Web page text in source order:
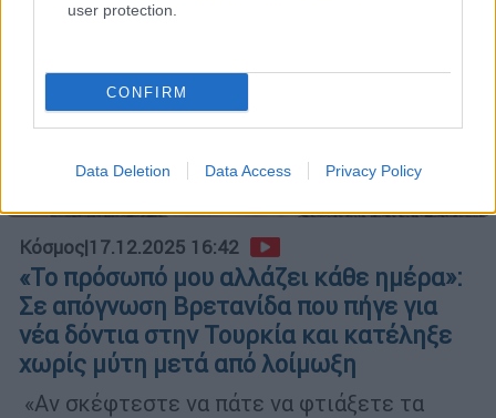
user protection.
CONFIRM
Data Deletion Data Access Privacy Policy
Κόσμος|17.12.2025 16:42
«Το πρόσωπό μου αλλάζει κάθε ημέρα»:
Σε απόγνωση Βρετανίδα που πήγε για
νέα δόντια στην Τουρκία και κατέληξε
χωρίς μύτη μετά από λοίμωξη
«Αν σκέφτεστε να πάτε να φτιάξετε τα